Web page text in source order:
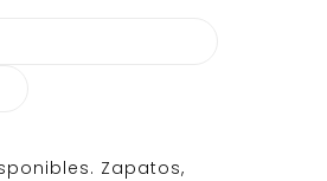
Zapatos,